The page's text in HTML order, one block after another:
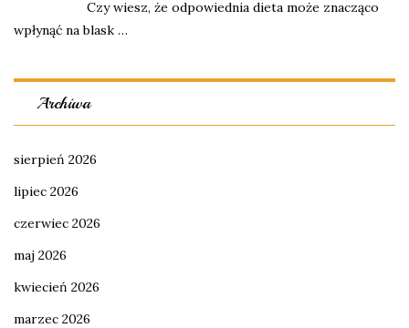
Czy wiesz, że odpowiednia dieta może znacząco
wpłynąć na blask …
Archiwa
sierpień 2026
lipiec 2026
czerwiec 2026
maj 2026
kwiecień 2026
marzec 2026